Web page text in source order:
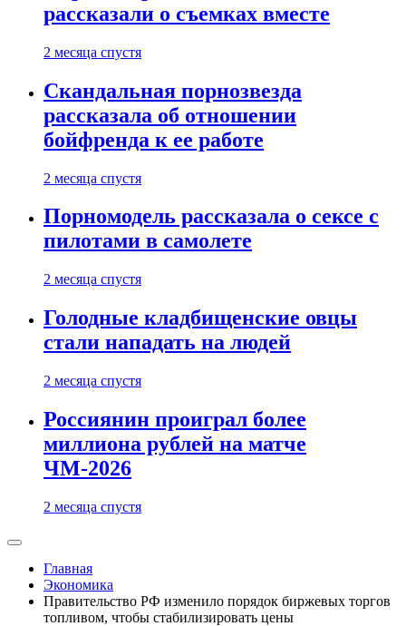
рассказали о съемках вместе
2 месяца спустя
Скандальная порнозвезда
рассказала об отношении
бойфренда к ее работе
2 месяца спустя
Порномодель рассказала о сексе с
пилотами в самолете
2 месяца спустя
Голодные кладбищенские овцы
стали нападать на людей
2 месяца спустя
Россиянин проиграл более
миллиона рублей на матче
ЧМ-2026
2 месяца спустя
Главная
Экономика
Правительство РФ изменило порядок биржевых торгов
топливом, чтобы стабилизировать цены